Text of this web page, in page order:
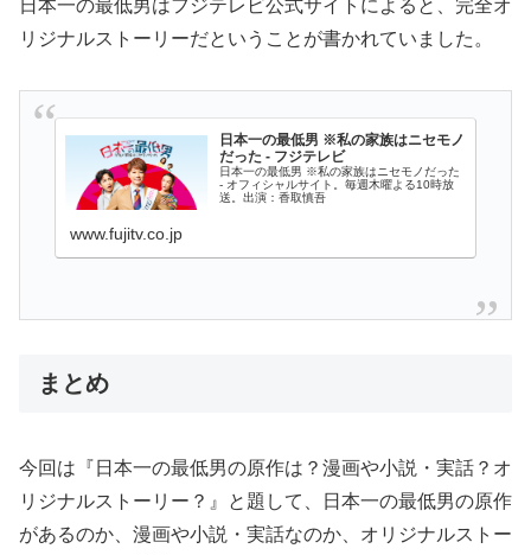
日本一の最低男はフジテレビ公式サイトによると、完全オ
リジナルストーリーだということが書かれていました。
日本一の最低男 ※私の家族はニセモノ
だった - フジテレビ
日本一の最低男 ※私の家族はニセモノだった
- オフィシャルサイト。毎週木曜よる10時放
送。出演：香取慎吾
www.fujitv.co.jp
まとめ
今回は『日本一の最低男の原作は？漫画や小説・実話？オ
リジナルストーリー？』と題して、日本一の最低男の原作
があるのか、漫画や小説・実話なのか、オリジナルストー